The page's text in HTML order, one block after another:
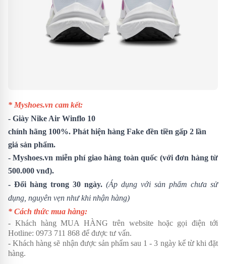
* Myshoes.vn cam kết:
- Giày Nike Air Winflo 10
chính hãng 100%. Phát hiện hàng Fake đền tiền gấp 2 lần
giá sản phẩm.
- Myshoes.vn miễn phí giao hàng toàn quốc (với đơn hàng từ
500.000 vnđ).
- Đổi hàng trong 30 ngày. (Áp dụng với sản phẩm chưa sử
dụng, nguyên vẹn như khi nhận hàng)
* Cách thức mua hàng:
- Khách hàng MUA HÀNG trên website hoặc gọi điện tới
Hotline: 0973 711 868 để được tư vấn.
- Khách hàng sẽ nhận được sản phẩm sau 1 - 3 ngày kể từ khi đặt
hàng.